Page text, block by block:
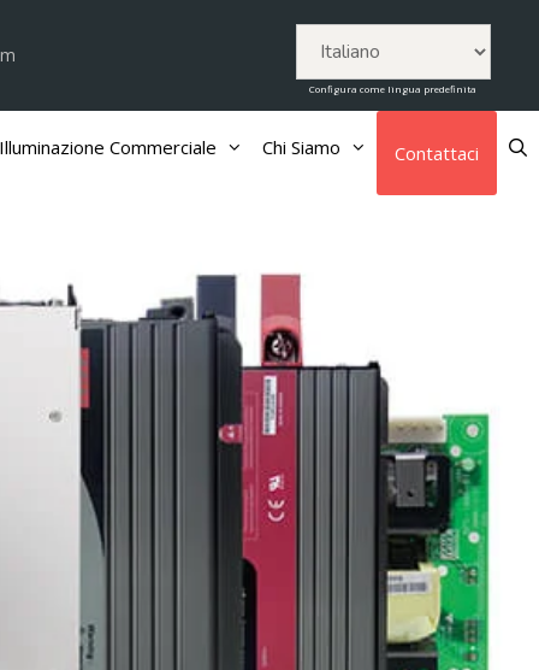
Configura come lingua predefinita
Commerciale Chi Siamo Contattaci